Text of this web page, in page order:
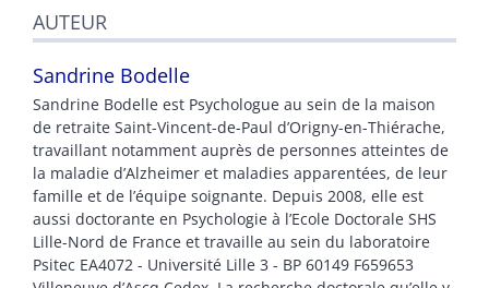
AUTEUR
Sandrine Bodelle
Sandrine Bodelle est Psychologue au sein de la maison
de retraite Saint-Vincent-de-Paul d’Origny-en-Thiérache,
travaillant notamment auprès de personnes atteintes de
la maladie d’Alzheimer et maladies apparentées, de leur
famille et de l’équipe soignante. Depuis 2008, elle est
aussi doctorante en Psychologie à l’Ecole Doctorale SHS
Lille-Nord de France et travaille au sein du laboratoire
Psitec EA4072 - Université Lille 3 - BP 60149 F659653